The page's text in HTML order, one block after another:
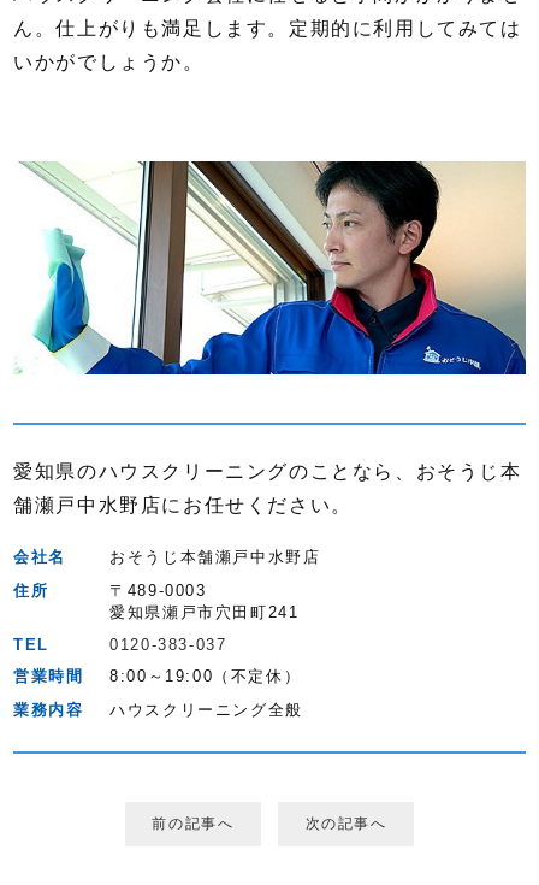
ん。仕上がりも満足します。定期的に利用してみては
いかがでしょうか。
愛知県のハウスクリーニングのことなら、おそうじ本
舗瀬戸中水野店にお任せください。
会社名
おそうじ本舗瀬戸中水野店
住所
〒489-0003
愛知県瀬戸市穴田町241
TEL
0120-383-037
営業時間
8:00～19:00（不定休）
業務内容
ハウスクリーニング全般
前の記事へ 次の記事へ